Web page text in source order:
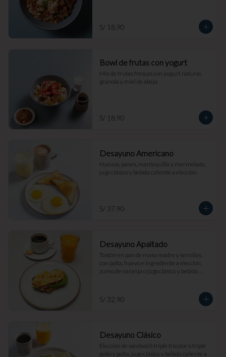
S/ 18.90
Bowl de frutas con yogurt
Mix de frutas frescas con yogurt natural,
granola y miel de abeja.
S/ 18.90
Desayuno Americano
Huevos, panes, mantequilla y mermelada,
jugo clásico y bebida caliente a elección.
S/ 37.90
Desayuno Apaltado
Tostón en pan de masa madre y semillas,
con palta, huevo e ingrediente a elección,
zumo de naranja o jugo clásico y bebida
S/ 32.90
Desayuno Clásico
Elección de sándwich triple tricolor o triple
pollo y palta, jugo clásico y bebida caliente a